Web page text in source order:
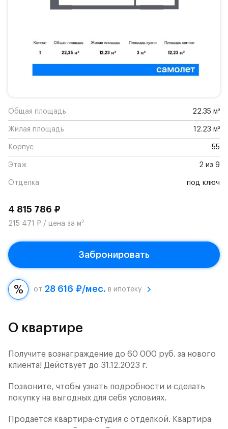
Общая площадь 22.35 м²
Жилая площадь 12.23 м²
Корпус 55
Этаж 2 из 9
Отделка под ключ
4 815 786 ₽
215 471 ₽ / цена за м2
Забронировать
от 28 616 ₽/мес. в ипотеку
О квартире
Получите вознаграждение до 60 000 руб. за нового
клиента! Действует до 31.12.2023 г.
Позвоните, чтобы узнать подробности и сделать
покупку на выгодных для себя условиях.
Продается квартира-студия с отделкой. Квартира